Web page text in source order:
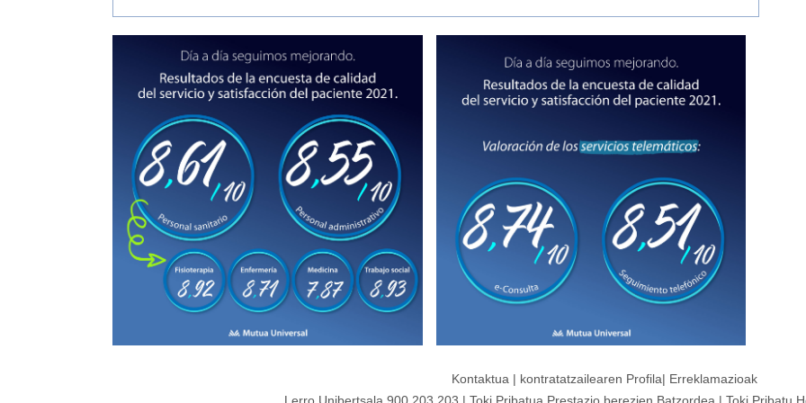
Kontaktua | kontratatzailearen Profila| Erreklamazioak
Lerro Unibertsala 900 203 203 | Toki Pribatua Prestazio berezien Batzordea | Toki Pribatu